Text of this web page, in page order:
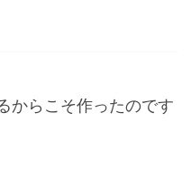
からこそ作ったのです